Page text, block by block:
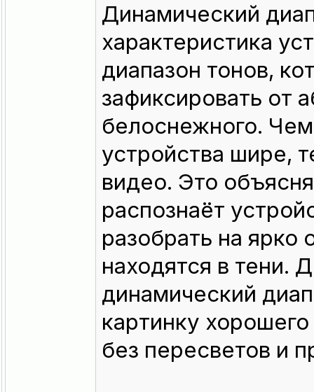
Динамический
характеристика
диапазон тонов,
зафиксировать от
белоснежного.
устройства шире,
видео. Это
распознаёт
разобрать на ярко
находятся в тени.
динамический
картинку
без пересветов и